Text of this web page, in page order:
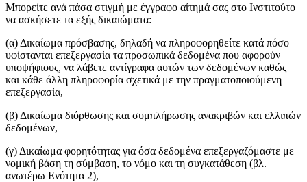
Μπορείτε ανά πάσα στιγμή με έγγραφο αίτημά σας στο Ινστιτούτο
να ασκήσετε τα εξής δικαιώματα:
(α) Δικαίωμα πρόσβασης, δηλαδή να πληροφορηθείτε κατά πόσο
υφίστανται επεξεργασία τα προσωπικά δεδομένα που αφορούν
υποψήφιους, να λάβετε αντίγραφα αυτών των δεδομένων καθώς
και κάθε άλλη πληροφορία σχετικά με την πραγματοποιούμενη
επεξεργασία,
(β) Δικαίωμα διόρθωσης και συμπλήρωσης ανακριβών και ελλιπών
δεδομένων,
(γ) Δικαίωμα φορητότητας για όσα δεδομένα επεξεργαζόμαστε με
νομική βάση τη σύμβαση, το νόμο και τη συγκατάθεση (βλ.
ανωτέρω Ενότητα 2),